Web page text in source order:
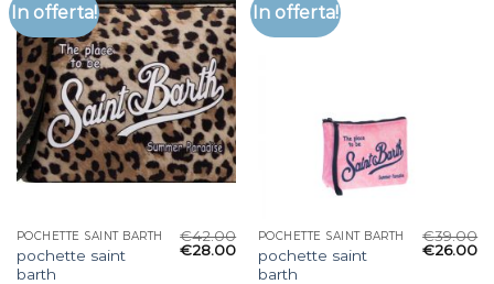
In offerta!
POCHETTE SAINT BARTH
pochette saint
barth
€42.00
€28.00
In offerta!
POCHETTE SAINT BARTH
pochette saint
barth
€39.00
€26.00